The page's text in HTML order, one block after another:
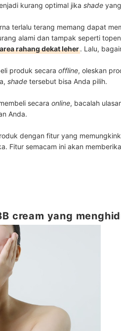
kurang optimal jika shade
terlalu terang memang dapat
alami dan tampak seperti
rahang dekat leher. Lalu,
produk secara offline, oleskan
shade tersebut bisa Anda pilih.
secara online, bacalah
Anda.
dengan fitur yang
. Fitur semacam ini akan
cream yang